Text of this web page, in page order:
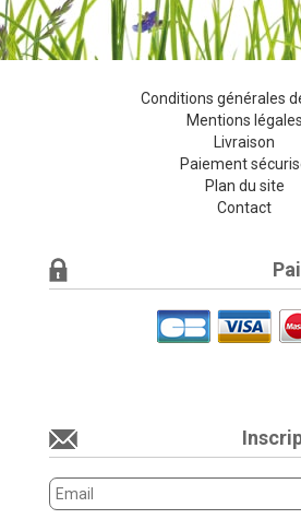
Conditions générales
Mentions légales
Livraison
Paiement
Plan du site
Contact